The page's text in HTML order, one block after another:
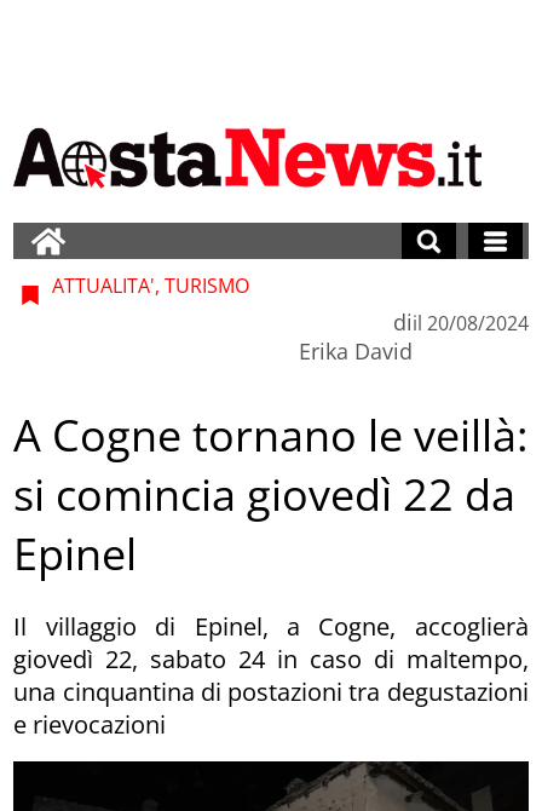
ATTUALITA', TURISMO
di
Erika David
il 20/08/2024
A Cogne tornano le veillà:
si comincia giovedì 22 da
Epinel
Il villaggio di Epinel, a Cogne, accoglierà
giovedì 22, sabato 24 in caso di maltempo,
una cinquantina di postazioni tra degustazioni
e rievocazioni